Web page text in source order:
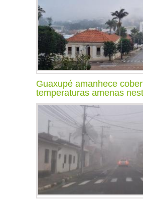
Guaxupé amanhece
temperaturas amenas